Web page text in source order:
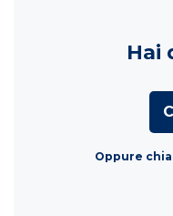
Hai
Oppure